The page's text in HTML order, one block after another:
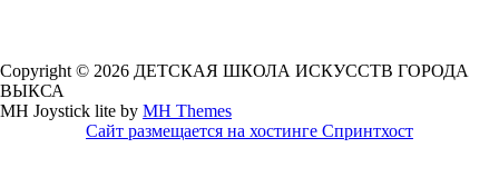
Copyright © 2026 ДЕТСКАЯ ШКОЛА ИСКУССТВ ГОРОДА
ВЫКСА
MH Joystick lite by MH Themes
Сайт размещается на хостинге Спринтхост